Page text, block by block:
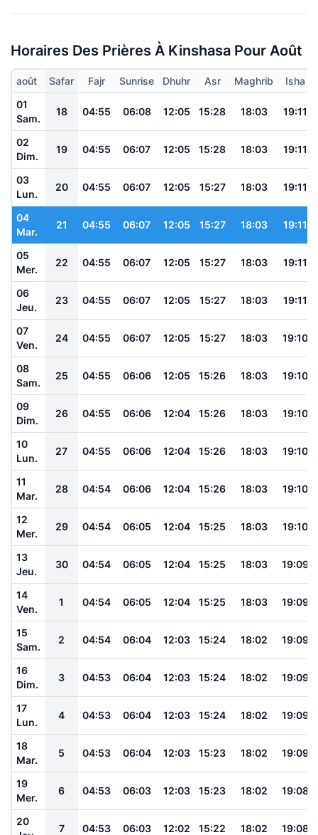
Horaires Des Prières À Kinshasa Pour Août
août Safar Fajr Sunrise Dhuhr Asr Maghrib
Isha
01
Sam.
18 04:55 06:08 12:05 15:28 18:03 19:11
02
Dim.
19 04:55 06:07 12:05 15:28 18:03 19:11
03
Lun.
20 04:55 06:07 12:05 15:27 18:03 19:11
04
Mar.
21 04:55 06:07 12:05 15:27 18:03 19:11
05
Mer.
22 04:55 06:07 12:05 15:27 18:03 19:11
06
Jeu.
23 04:55 06:07 12:05 15:27 18:03 19:11
07
Ven.
24 04:55 06:07 12:05 15:27 18:03 19:10
08
Sam.
25 04:55 06:06 12:05 15:26 18:03 19:10
09
Dim.
26 04:55 06:06 12:04 15:26 18:03 19:10
10
Lun.
27 04:55 06:06 12:04 15:26 18:03 19:10
11
Mar.
28 04:54 06:06 12:04 15:26 18:03 19:10
12
Mer.
29 04:54 06:05 12:04 15:25 18:03 19:10
13
Jeu.
30 04:54 06:05 12:04 15:25 18:03 19:09
14
Ven.
1 04:54 06:05 12:04 15:25 18:03 19:09
15
Sam.
2 04:54 06:04 12:03 15:24 18:02 19:09
16
Dim.
3 04:53 06:04 12:03 15:24 18:02 19:09
17
Lun.
4 04:53 06:04 12:03 15:24 18:02 19:09
18
Mar.
5 04:53 06:04 12:03 15:23 18:02 19:09
19
Mer.
6 04:53 06:03 12:03 15:23 18:02 19:08
20
7 04:53 06:03 12:02 15:22 18:02 19:08